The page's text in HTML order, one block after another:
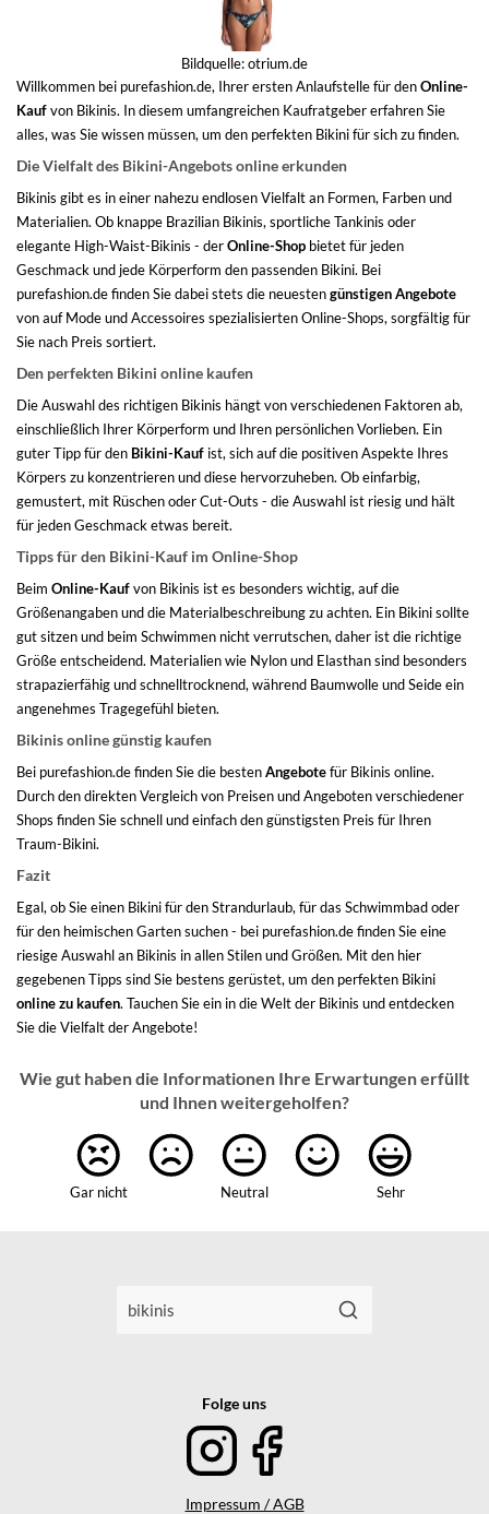
Bildquelle:otrium.de
Willkommen bei purefashion.de, Ihrer ersten Anlaufstelle für denOnline-
Kaufvon Bikinis. In diesem umfangreichen Kaufratgeber erfahren Sie
alles, was Sie wissen müssen, um den perfekten Bikini für sich zu finden.
Die Vielfalt des Bikini-Angebots online erkunden
Bikinis gibt es in einer nahezu endlosen Vielfalt an Formen, Farben und
Materialien. Ob knappe Brazilian Bikinis, sportliche Tankinis oder
elegante High-Waist-Bikinis - derOnline-Shop bietet für jeden
Geschmack und jede Körperform den passenden Bikini. Bei
purefashion.de finden Sie dabei stets die neuestengünstigen Angebote
von auf Mode und Accessoires spezialisierten Online-Shops, sorgfältig für
Sie nach Preis sortiert.
Den perfekten Bikini online kaufen
Die Auswahl des richtigen Bikinis hängt von verschiedenen Faktoren ab,
einschließlich Ihrer Körperform und Ihren persönlichen Vorlieben. Ein
guter Tipp für den Bikini-Kauf ist, sich auf die positiven Aspekte Ihres
Körpers zu konzentrieren und diese hervorzuheben. Ob einfarbig,
gemustert, mit Rüschen oder Cut-Outs - die Auswahl ist riesig und hält
für jeden Geschmack etwas bereit.
Tipps für den Bikini-Kauf im Online-Shop
Beim Online-Kaufvon Bikinis ist es besonders wichtig, auf die
Größenangaben und die Materialbeschreibung zu achten. Ein Bikini sollte
gut sitzen und beim Schwimmen nicht verrutschen, daher ist die richtige
Größe entscheidend. Materialien wie Nylon und Elasthan sind besonders
strapazierfähig und schnelltrocknend, während Baumwolle und Seide ein
angenehmes Tragegefühl bieten.
Bikinis online günstig kaufen
Bei purefashion.de finden Sie die bestenAngebotefür Bikinis online.
Durch den direkten Vergleich von Preisen und Angeboten verschiedener
Shops finden Sie schnell und einfach den günstigsten Preis für Ihren
Traum-Bikini.
Fazit
Egal, ob Sie einen Bikini für den Strandurlaub, für das Schwimmbad oder
für den heimischen Garten suchen - bei purefashion.de finden Sie eine
riesige Auswahl an Bikinis in allen Stilen und Größen. Mit den hier
gegebenen Tipps sind Sie bestens gerüstet, um den perfekten Bikini
online zu kaufen. Tauchen Sie ein in die Welt der Bikinis und entdecken
Sie die Vielfalt der Angebote!
Wie gut haben die Informationen Ihre Erwartungen erfüllt
und Ihnen weitergeholfen?
Gar nicht Neutral Sehr
Folge uns
Impressum / AGB